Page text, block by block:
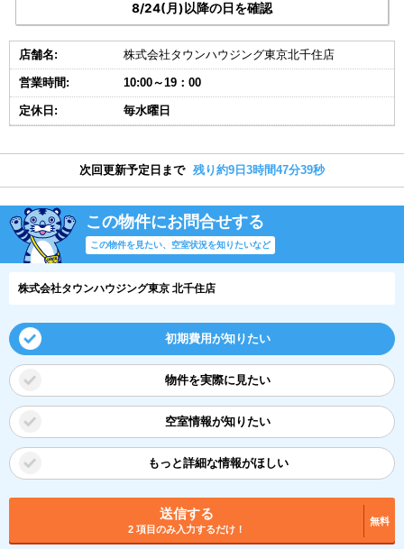
8/24(月)以降の日を確認
店舗名: 株式会社タウンハウジング東京北千住店
営業時間: 10:00～19：00
定休日: 毎水曜日
次回更新予定日まで 残り約9日3時間47分38秒
この物件にお問合せする
この物件を見たい、空室状況を知りたいなど
株式会社タウンハウジング東京 北千住店
初期費用が知りたい
物件を実際に見たい
空室情報が知りたい
もっと詳細な情報がほしい
送信する
2 項目のみ入力するだけ！
無料